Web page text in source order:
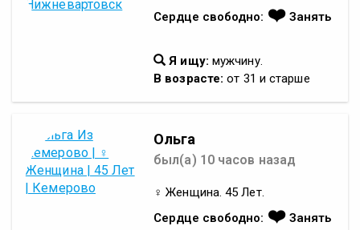
Сердце свободно: ❤️Занять
Я ищу: мужчину.
В возрасте: от 31 и старше
Ольга
был(а) 10 часов назад
♀ Женщина. 45 Лет.
Сердце свободно: ❤️Занять